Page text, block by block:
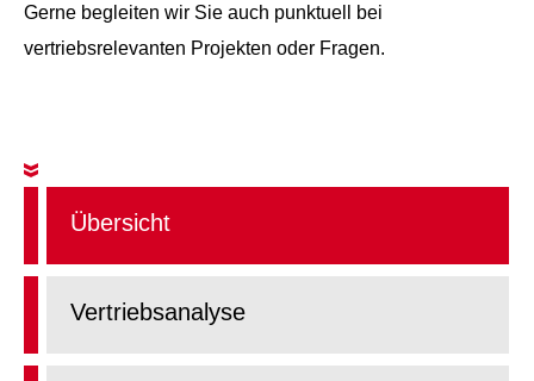
Gerne begleiten wir Sie auch punktuell bei
vertriebsrelevanten Projekten oder Fragen.
Übersicht
Vertriebsanalyse